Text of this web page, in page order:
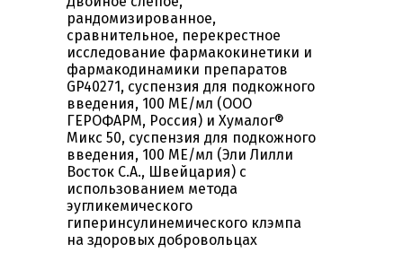
рандомизированное,
сравнительное, перекрестное
исследование фармакокинетики и
фармакодинамики препаратов
GP40271, суспензия для подкожного
введения, 100 МЕ/мл (ООО
ГЕРОФАРМ, Россия) и Хумалог®
Микс 50, суспензия для подкожного
введения, 100 МЕ/мл (Эли Лилли
Восток С.А., Швейцария) с
использованием метода
эугликемического
гиперинсулинемического клэмпа
на здоровых добровольцах